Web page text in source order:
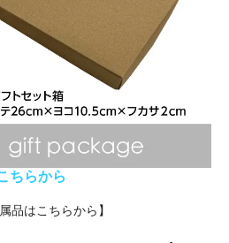
ちらから
品はこちらから】